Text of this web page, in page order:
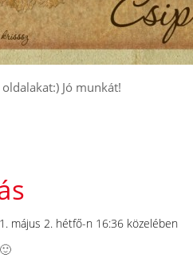
Jó munkát!
május 2. hétfő-n 16:36 közelében